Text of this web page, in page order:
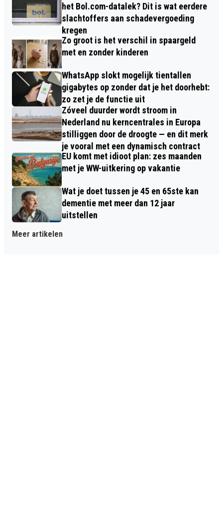
het Bol.com-datalek? Dit is wat eerdere
slachtoffers aan schadevergoeding
kregen
Zo groot is het verschil in spaargeld
met en zonder kinderen
WhatsApp slokt mogelijk tientallen
gigabytes op zonder dat je het doorhebt:
zo zet je de functie uit
Zóveel duurder wordt stroom in
Nederland nu kerncentrales in Europa
stilliggen door de droogte — en dit merk
je vooral met een dynamisch contract
EU komt met idioot plan: zes maanden
met je WW-uitkering op vakantie
Wat je doet tussen je 45 en 65ste kan
dementie met meer dan 12 jaar
uitstellen
Meer artikelen